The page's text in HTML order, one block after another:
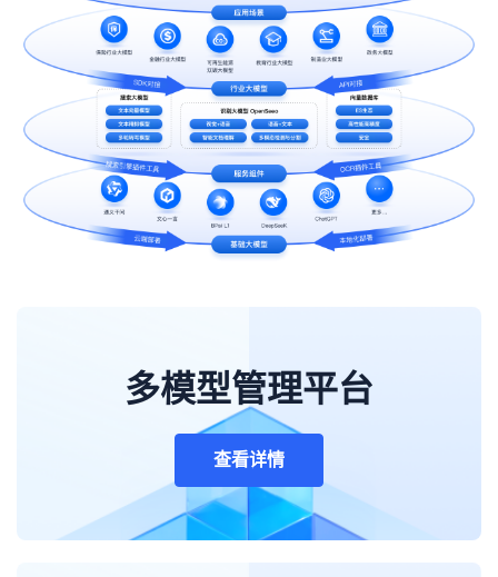
多模型管理平台
查看详情